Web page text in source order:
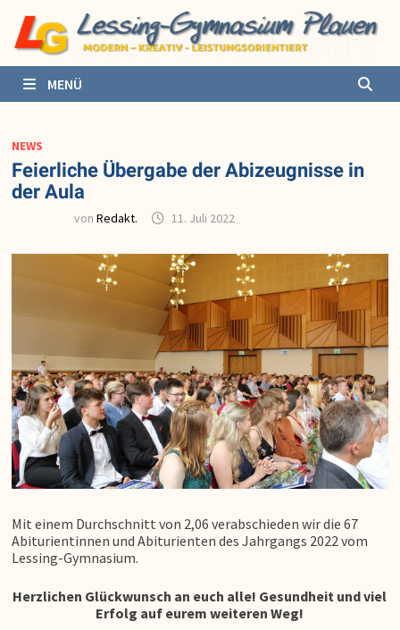
zum
Inhalt
MENÜ
NEWS
Feierliche Übergabe der Abizeugnisse in
der Aula
vonRedakt. 11. Juli 2022
Mit einem Durchschnitt von 2,06 verabschieden wir die 67
Abiturientinnen und Abiturienten des Jahrgangs 2022 vom
Lessing-Gymnasium.
Herzlichen Glückwunsch an euch alle! Gesundheit und viel
Erfolg auf eurem weiteren Weg!